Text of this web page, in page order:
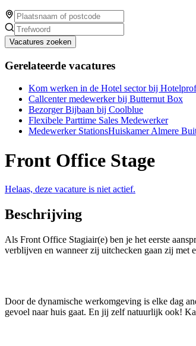
Vacatures zoeken
Gerelateerde vacatures
Kom werken in de Hotel sector bij
Callcenter medewerker bij Butternut Box
Bezorger Bijbaan bij Coolblue
Flexibele Parttime Sales Medewerker
Medewerker StationsHuiskamer Almere
Front Office Stage
Helaas, deze vacature is niet actief.
Beschrijving
Als Front Office Stagiair(e) ben je het eerste
verblijven en wanneer zij uitchecken gaan zij met
Door de dynamische werkomgeving is elke dag
gevoel naar huis gaat. En jij zelf natuurlijk ook!